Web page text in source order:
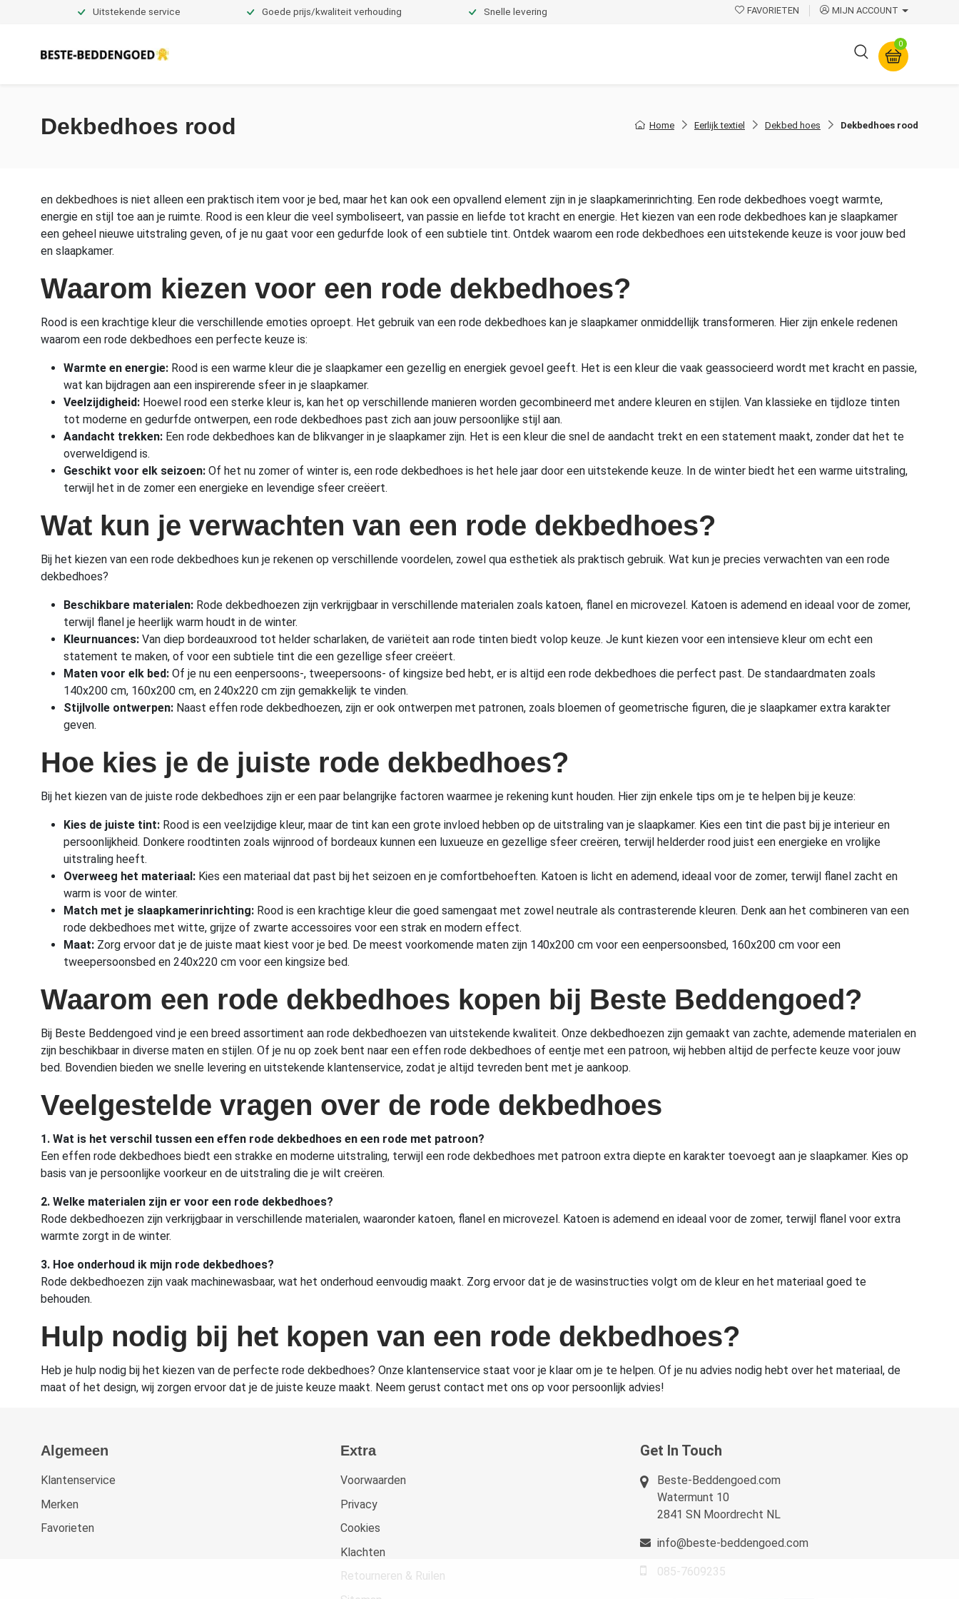
Uitstekende service Goede prijs/kwaliteit verhouding Snelle levering FAVORIETEN MIJN ACCOUNT
0
Home Eerlijk textiel Dekbed hoes Dekbedhoes rood
Dekbedhoes rood
en dekbedhoes is niet alleen een praktisch item voor je bed, maar het kan ook een opvallend element zijn in je slaapkamerinrichting. Een rode dekbedhoes voegt warmte,
energie en stijl toe aan je ruimte. Rood is een kleur die veel symboliseert, van passie en liefde tot kracht en energie. Het kiezen van een rode dekbedhoes kan je slaapkamer
een geheel nieuwe uitstraling geven, of je nu gaat voor een gedurfde look of een subtiele tint. Ontdek waarom een rode dekbedhoes een uitstekende keuze is voor jouw bed
en slaapkamer.
Waarom kiezen voor een rode dekbedhoes?
Rood is een krachtige kleur die verschillende emoties oproept. Het gebruik van een rode dekbedhoes kan je slaapkamer onmiddellijk transformeren. Hier zijn enkele redenen
waarom een rode dekbedhoes een perfecte keuze is:
Warmte en energie: Rood is een warme kleur die je slaapkamer een gezellig en energiek gevoel geeft. Het is een kleur die vaak geassocieerd wordt met kracht en passie,
wat kan bijdragen aan een inspirerende sfeer in je slaapkamer.
Veelzijdigheid: Hoewel rood een sterke kleur is, kan het op verschillende manieren worden gecombineerd met andere kleuren en stijlen. Van klassieke en tijdloze tinten
tot moderne en gedurfde ontwerpen, een rode dekbedhoes past zich aan jouw persoonlijke stijl aan.
Aandacht trekken: Een rode dekbedhoes kan de blikvanger in je slaapkamer zijn. Het is een kleur die snel de aandacht trekt en een statement maakt, zonder dat het te
overweldigend is.
Geschikt voor elk seizoen: Of het nu zomer of winter is, een rode dekbedhoes is het hele jaar door een uitstekende keuze. In de winter biedt het een warme uitstraling,
terwijl het in de zomer een energieke en levendige sfeer creëert.
Wat kun je verwachten van een rode dekbedhoes?
Bij het kiezen van een rode dekbedhoes kun je rekenen op verschillende voordelen, zowel qua esthetiek als praktisch gebruik. Wat kun je precies verwachten van een rode
dekbedhoes?
Beschikbare materialen: Rode dekbedhoezen zijn verkrijgbaar in verschillende materialen zoals katoen, flanel en microvezel. Katoen is ademend en ideaal voor de zomer,
terwijl flanel je heerlijk warm houdt in de winter.
Kleurnuances: Van diep bordeauxrood tot helder scharlaken, de variëteit aan rode tinten biedt volop keuze. Je kunt kiezen voor een intensieve kleur om echt een
statement te maken, of voor een subtiele tint die een gezellige sfeer creëert.
Maten voor elk bed: Of je nu een eenpersoons-, tweepersoons- of kingsize bed hebt, er is altijd een rode dekbedhoes die perfect past. De standaardmaten zoals
140x200 cm, 160x200 cm, en 240x220 cm zijn gemakkelijk te vinden.
Stijlvolle ontwerpen: Naast effen rode dekbedhoezen, zijn er ook ontwerpen met patronen, zoals bloemen of geometrische figuren, die je slaapkamer extra karakter
geven.
Hoe kies je de juiste rode dekbedhoes?
Bij het kiezen van de juiste rode dekbedhoes zijn er een paar belangrijke factoren waarmee je rekening kunt houden. Hier zijn enkele tips om je te helpen bij je keuze:
Kies de juiste tint: Rood is een veelzijdige kleur, maar de tint kan een grote invloed hebben op de uitstraling van je slaapkamer. Kies een tint die past bij je interieur en
persoonlijkheid. Donkere roodtinten zoals wijnrood of bordeaux kunnen een luxueuze en gezellige sfeer creëren, terwijl helderder rood juist een energieke en vrolijke
uitstraling heeft.
Overweeg het materiaal: Kies een materiaal dat past bij het seizoen en je comfortbehoeften. Katoen is licht en ademend, ideaal voor de zomer, terwijl flanel zacht en
warm is voor de winter.
Match met je slaapkamerinrichting: Rood is een krachtige kleur die goed samengaat met zowel neutrale als contrasterende kleuren. Denk aan het combineren van een
rode dekbedhoes met witte, grijze of zwarte accessoires voor een strak en modern effect.
Maat: Zorg ervoor dat je de juiste maat kiest voor je bed. De meest voorkomende maten zijn 140x200 cm voor een eenpersoonsbed, 160x200 cm voor een
tweepersoonsbed en 240x220 cm voor een kingsize bed.
Waarom een rode dekbedhoes kopen bij Beste Beddengoed?
Bij Beste Beddengoed vind je een breed assortiment aan rode dekbedhoezen van uitstekende kwaliteit. Onze dekbedhoezen zijn gemaakt van zachte, ademende materialen en
zijn beschikbaar in diverse maten en stijlen. Of je nu op zoek bent naar een effen rode dekbedhoes of eentje met een patroon, wij hebben altijd de perfecte keuze voor jouw
bed. Bovendien bieden we snelle levering en uitstekende klantenservice, zodat je altijd tevreden bent met je aankoop.
Veelgestelde vragen over de rode dekbedhoes
1. Wat is het verschil tussen een effen rode dekbedhoes en een rode met patroon?
Een effen rode dekbedhoes biedt een strakke en moderne uitstraling, terwijl een rode dekbedhoes met patroon extra diepte en karakter toevoegt aan je slaapkamer. Kies op
basis van je persoonlijke voorkeur en de uitstraling die je wilt creëren.
2. Welke materialen zijn er voor een rode dekbedhoes?
Rode dekbedhoezen zijn verkrijgbaar in verschillende materialen, waaronder katoen, flanel en microvezel. Katoen is ademend en ideaal voor de zomer, terwijl flanel voor extra
warmte zorgt in de winter.
3. Hoe onderhoud ik mijn rode dekbedhoes?
Rode dekbedhoezen zijn vaak machinewasbaar, wat het onderhoud eenvoudig maakt. Zorg ervoor dat je de wasinstructies volgt om de kleur en het materiaal goed te
behouden.
Hulp nodig bij het kopen van een rode dekbedhoes?
Heb je hulp nodig bij het kiezen van de perfecte rode dekbedhoes? Onze klantenservice staat voor je klaar om je te helpen. Of je nu advies nodig hebt over het materiaal, de
maat of het design, wij zorgen ervoor dat je de juiste keuze maakt. Neem gerust contact met ons op voor persoonlijk advies!
Algemeen
Klantenservice
Merken
Favorieten
Extra
Voorwaarden
Privacy
Cookies
Klachten
Retourneren & Ruilen
Get In Touch
Beste-Beddengoed.com
Watermunt 10
2841 SN Moordrecht NL
info@beste-beddengoed.com
085-7609235